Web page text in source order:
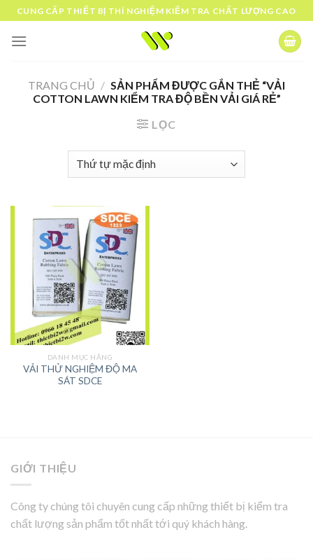
Skip
to
content
CUNG CẤP THIẾT BỊ THÍ NGHIỆM KIỂM TRA CHẤT LƯỢNG CAO
TRANG CHỦ / SẢN PHẨM ĐƯỢC GẮN THẺ “VẢI
COTTON LAWN KIỂM TRA ĐỘ BỀN VẢI GIÁ RẺ”
LỌC
DANH MỤC HÃNG
VẢI THỬ NGHIỆM ĐỘ MA
SÁT SDCE
GIỚI THIỆU
Công ty chúng tôi chuyên cung cấp những thiết bị kiểm tra
chất lượng sản phẩm tốt nhất tới quý khách hàng.